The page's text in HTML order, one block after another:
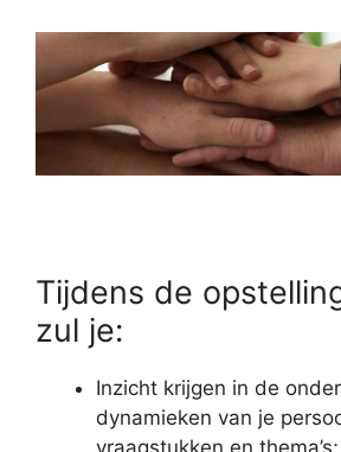
Tijdens de
zul je:
Inzicht krijgen in de
dynamieken van je
vraagstukken en thema’s;